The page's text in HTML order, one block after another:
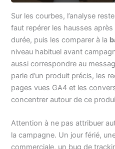
Sur les courbes, l’analyse
faut repérer les hausses
durée, puis les comparer à la
niveau habituel avant
aussi correspondre au
parle d’un produit précis, les
pages vues GA4 et les
concentrer autour de ce
Attention à ne pas attribuer
la campagne. Un jour férié,
commerciale, un bug de